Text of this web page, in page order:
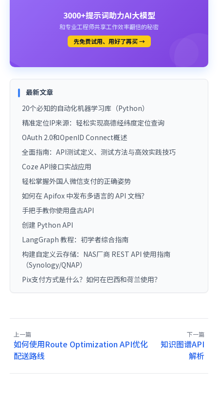
3000+提示词助力AI大模型
和专业工程师共享工作效率翻倍的秘密
先免费试用、用好了再买 →
最新文章
20个必知的自动化机器学习库（Python）
精准定位IP来源：轻松实现高德经纬度定位查询
OAuth 2.0和OpenID Connect概述
全面指南：API测试定义、测试方法与高效实践技巧
Coze API接口实战应用
轻松掌握外国人微信支付的正确姿势
如何在 Apifox 中发布多语言的 API 文档？
手把手教你使用盘古API
创建 Python API
LangGraph 教程：初学者综合指南
构建自定义云存储：NAS厂商 REST API 使用指南
（Synology/QNAP）
Pix支付方式是什么？如何在巴西和荷兰使用？
上一篇
如何使用Route Optimization API优化
配送路线
下一篇
知识图谱API
解析